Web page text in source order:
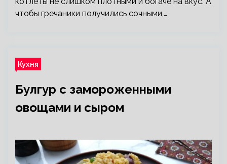
чтобы гречаники получились сочными,…
Кухня
Булгур с замороженными
овощами и сыром